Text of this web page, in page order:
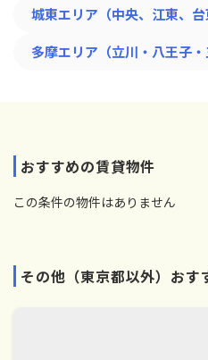
城東エリア（中央、江東、台
多摩エリア（立川・八王子
おすすめの賃貸物件
この条件の物件はありません
その他（東京都以外）おす